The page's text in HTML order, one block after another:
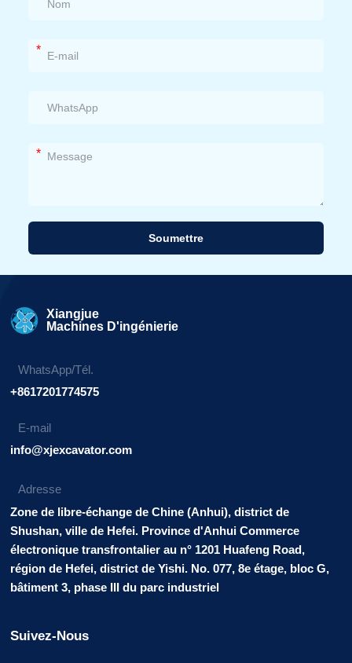
*
*
Soumettre
Xiangjue
Machines D'ingénierie
WhatsApp/Tél.
+8617201774575
E-mail
info@xjexcavator.com
Adresse
Zone de libre-échange de Chine (Anhui), district de
Shushan, ville de Hefei. Province d'Anhui Commerce
électronique transfrontalier au n° 1201 Huafeng Road,
région de Hefei, district de Yishi. No. 077, 8e étage, bloc G,
bâtiment 3, phase III du parc industriel
Suivez-Nous